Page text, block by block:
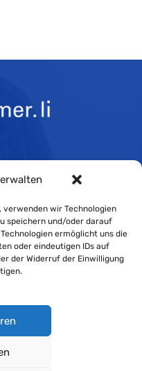
verwenden wir Technologien
speichern und/oder darauf
ermöglicht uns die
oder eindeutigen IDs auf
der Widerruf der Einwilligung
16:30 Uhr
Uhr